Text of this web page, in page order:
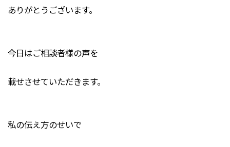
ありがとうございます。
今日はご相談者様の声を
載せさせていただきます。
私の伝え方のせいで